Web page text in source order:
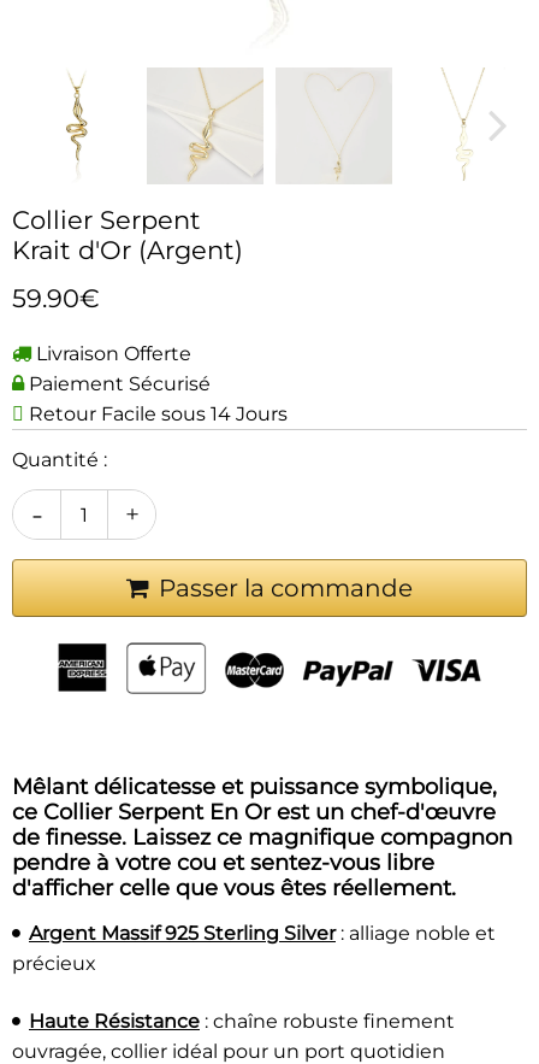
Collier Serpent
Krait d'Or (Argent)
59.90€
Livraison Offerte
Paiement Sécurisé
Retour Facile sous 14 Jours
Quantité :
+
-
Passer la commande
Mêlant délicatesse et puissance symbolique,
ce Collier Serpent En Or est un chef-d'œuvre
de finesse. Laissez ce magnifique compagnon
pendre à votre cou et sentez-vous libre
d'afficher celle que vous êtes réellement.
Argent Massif 925 Sterling Silver: alliage noble et
précieux
Haute Résistance : chaîne robuste finement
ouvragée, collier idéal pour un port quotidien